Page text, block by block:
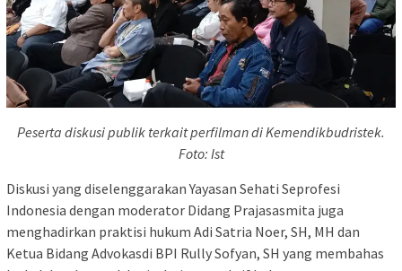
Peserta diskusi publik terkait perfilman di Kemendikbudristek.
Foto: Ist
Diskusi yang diselenggarakan Yayasan Sehati Seprofesi
Indonesia dengan moderator Didang Prajasasmita juga
menghadirkan praktisi hukum Adi Satria Noer, SH, MH dan
Ketua Bidang Advokasdi BPI Rully Sofyan, SH yang membahas